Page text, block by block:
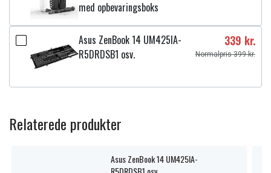
med opbevaringsboks
Asus ZenBook 14 UM425IA-
R5DRDSB1 osv.
339 kr.
Normalpris 399 kr.
Relaterede produkter
Asus ZenBook 14 UM425IA-